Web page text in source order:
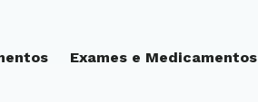
Exames e Medicamentos